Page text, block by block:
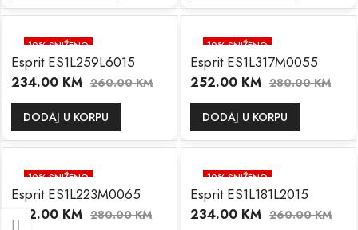
10% SNIŽENO
Esprit ES1L259L6015
234.00 KM 260.00KM
DODAJ U KORPU
10% SNIŽENO
Esprit ES1L317M0055
252.00 KM 280.00KM
DODAJ U KORPU
10% SNIŽENO
Esprit ES1L223M0065
252.00 KM 280.00KM
10% SNIŽENO
Esprit ES1L181L2015
234.00 KM 260.00KM